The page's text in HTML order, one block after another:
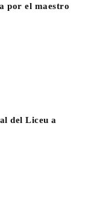
por el maestro
del Liceu a